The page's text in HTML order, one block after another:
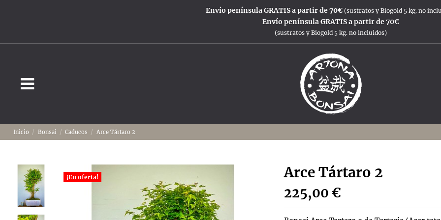
Envío península GRATIS a partir de 70€ (sustratos y Biogold 5 kg. no
Envío península GRATIS a partir de 70€
(sustratos y Biogold 5 kg. no incluidos)
Inicio Bonsai Caducos Arce Tártaro 2
¡En oferta! Arce Tártaro 2
225,00 €